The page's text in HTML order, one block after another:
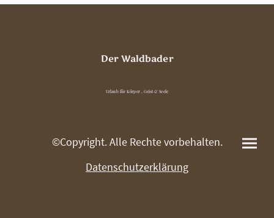
Der Waldbader
Urlaub für Körper , Geist & Seele
©Copyright. Alle Rechte vorbehalten.
Datenschutzerklärung